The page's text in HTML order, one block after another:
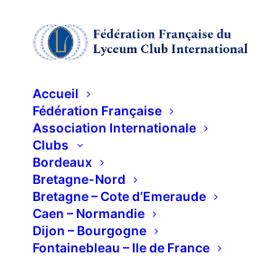
Accueil
Fédération Française
Association Internationale
Clubs
Bordeaux
Bretagne-Nord
Bretagne – Cote d’Emeraude
Caen – Normandie
Dijon – Bourgogne
Fontainebleau – Ile de France
Voyage à
8 JUIN 2011